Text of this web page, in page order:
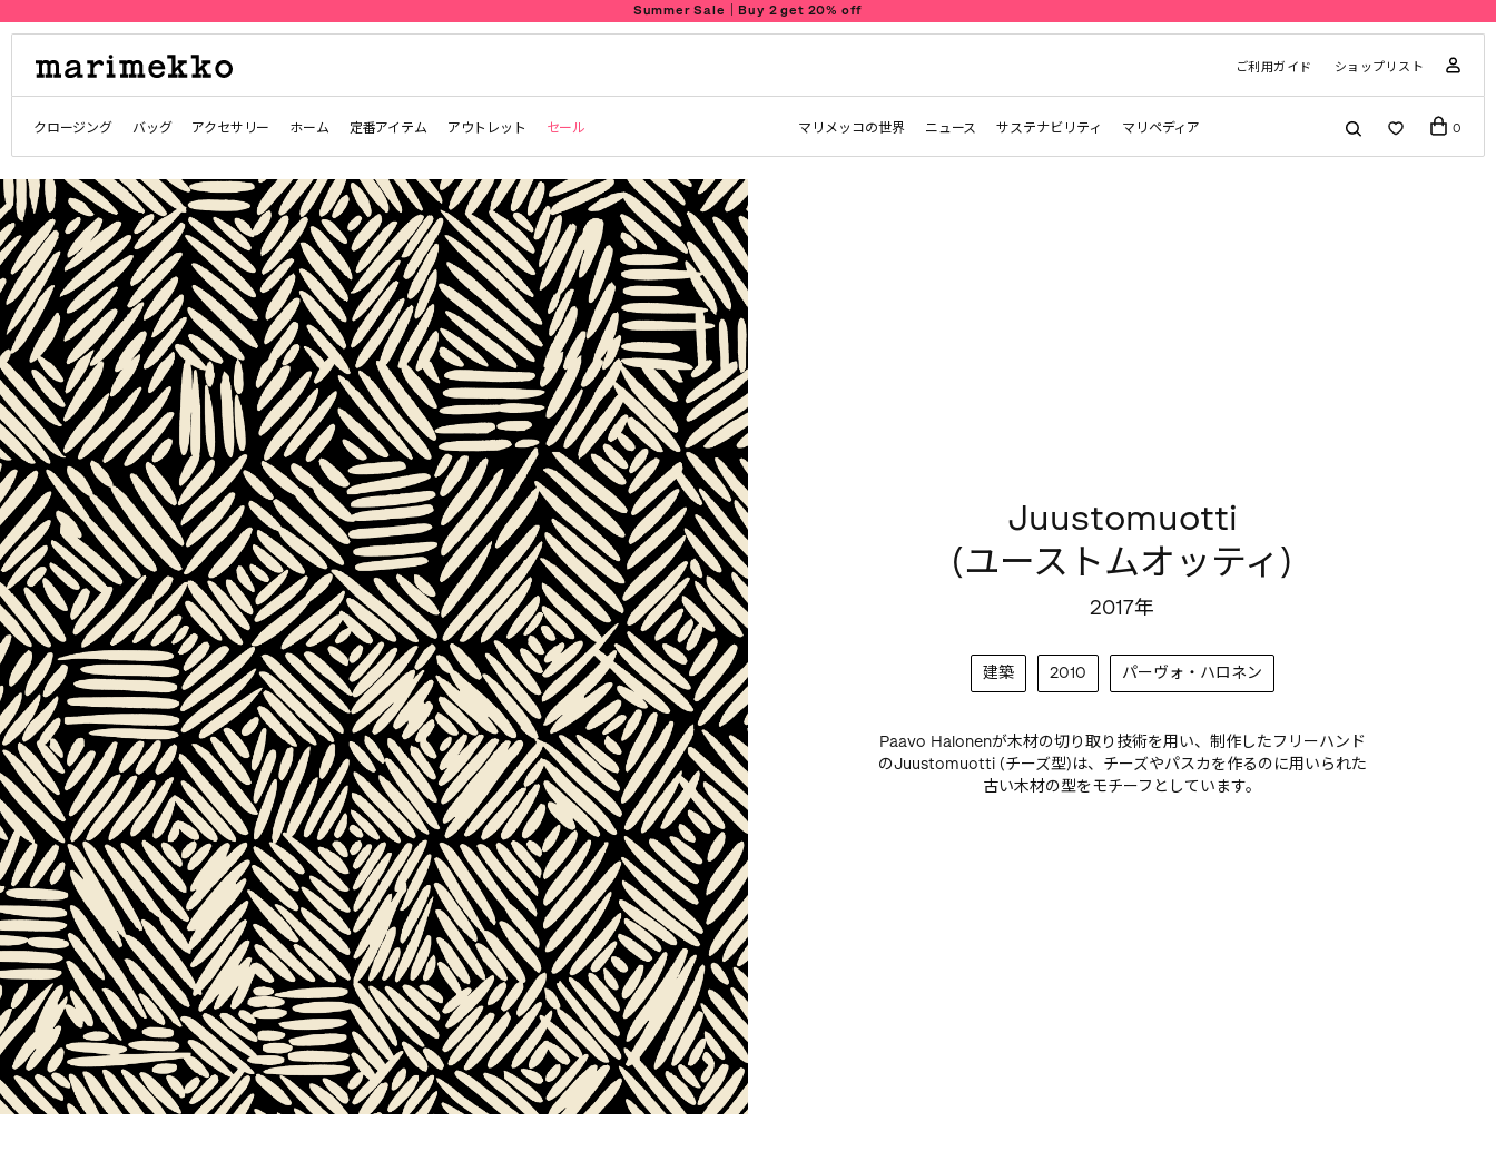
Summer Sale｜Buy 2 get 20% off
ご利用ガイド ショップリスト
クロージング バッグ アクセサリー ホーム 定番アイテム アウトレット セール マリメッコの世界 ニュース サステナビリティ マリペディア 0
Juustomuotti
(ユーストムオッティ)
2017年
建築 2010 パーヴォ・ハロネン
Paavo Halonenが木材の切り取り技術を用い、制作したフリーハンド
のJuustomuotti (チーズ型)は、チーズやパスカを作るのに用いられた
古い木材の型をモチーフとしています。